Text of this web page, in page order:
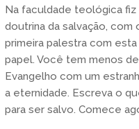
Na faculdade teológica
doutrina da salvação, com
primeira palestra com
papel. Você tem menos
Evangelho com um
a eternidade. Escreva o
para ser salvo. Comece